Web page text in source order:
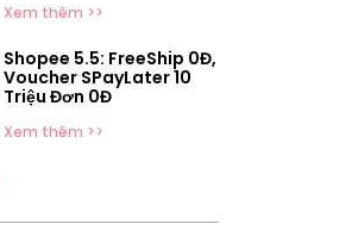
Xem thêm >>
Shopee 5.5: FreeShip 0Đ,
Voucher SPayLater 10
Triệu Đơn 0Đ
Xem thêm >>